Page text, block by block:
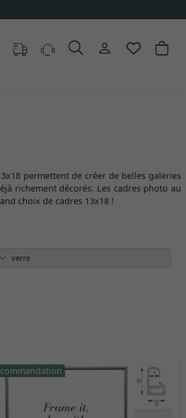
permettent de créer de belles galeries
richement décorés. Les cadres photo au
choix de cadres 13x18 !
verre